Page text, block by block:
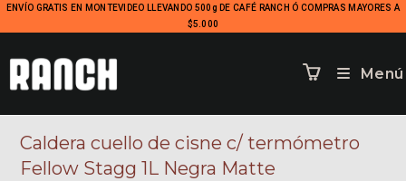
ENVÍO GRATIS EN MONTEVIDEO LLEVANDO 500g DE CAFÉ RANCH Ó COMPRAS MAYORES A
$5.000
Menú
Caldera cuello de cisne c/ termómetro
Fellow Stagg 1L Negra Matte